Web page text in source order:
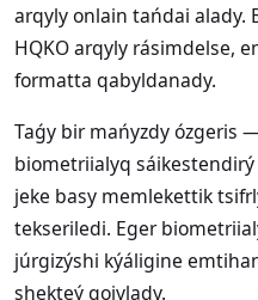
arqyly onlain tańdai alady.
HQKO arqyly rásimdelse,
formatta qabyldanady.
Taǵy bir mańyzdy ózgeris
biometriialyq
jeke basy memlekettik
tekseriledi. Eger
júrgizýshi kýáligine
shekteý qoiylady.